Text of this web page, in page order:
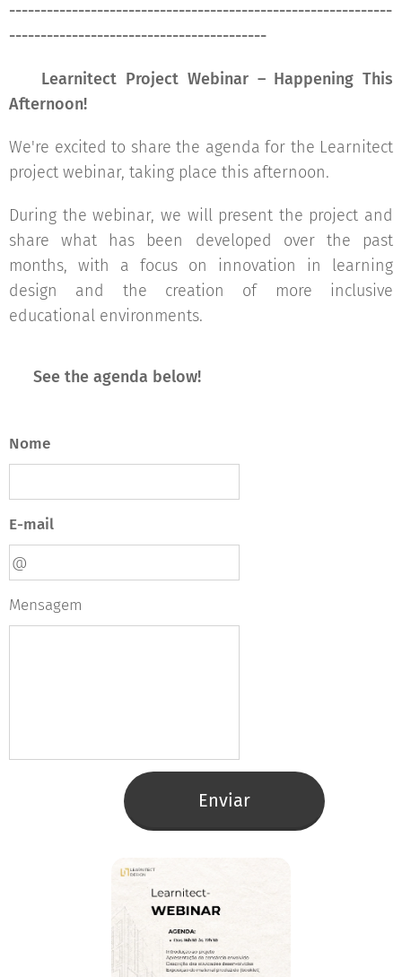
-------------------------------------------------------------
-----------------------------------------
Learnitect Project Webinar – Happening This
Afternoon!
We're excited to share the agenda for the Learnitect
project webinar, taking place this afternoon.
During the webinar, we will present the project and
share what has been developed over the past
months, with a focus on innovation in learning
design and the creation of more inclusive
educational environments.
See the agenda below!
Nome
E-mail
Mensagem
Enviar